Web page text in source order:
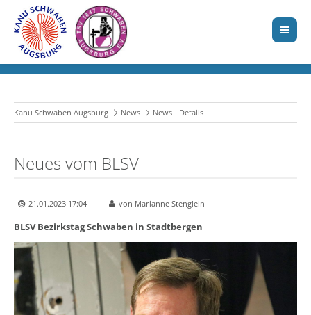
Kanu Schwaben Augsburg News News - Details
Neues vom BLSV
21.01.2023 17:04 von Marianne Stenglein
BLSV Bezirkstag Schwaben in Stadtbergen